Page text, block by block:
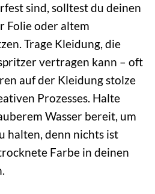
sind, solltest du deinen
Folie oder altem
Trage Kleidung, die
vertragen kann – oft
auf der Kleidung stolze
Prozesses. Halte
Wasser bereit, um
halten, denn nichts ist
Farbe in deinen